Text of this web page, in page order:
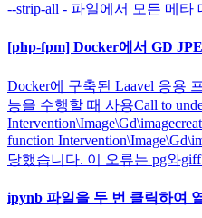
--strip-all - 파일에서 모든 메타
[php-fpm] Docker에서 GD
Docker에 구축된 Laavel 응용
능을 수행할 때 사용Call to
function
당했습니다. 이 오류는 pg와
ipynb 파일을 두 번 클릭하여